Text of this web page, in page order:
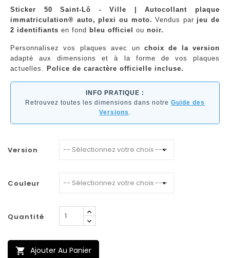
Sticker 50 Saint-Lô - Ville | Autocollant plaque
immatriculation® auto, plexi ou moto. Vendus par jeu de
2 identifiants en fond bleu officiel ou noir.
Personnalisez vos plaques avec un choix de la version
adapté aux dimensions et à la forme de vos plaques
actuelles. Police de caractère officielle incluse.
INFO PRATIQUE :
Retrouvez toutes les dimensions dans notre Guide des
Versions .
Version
Couleur
Quantité
 Ajouter Au Panier